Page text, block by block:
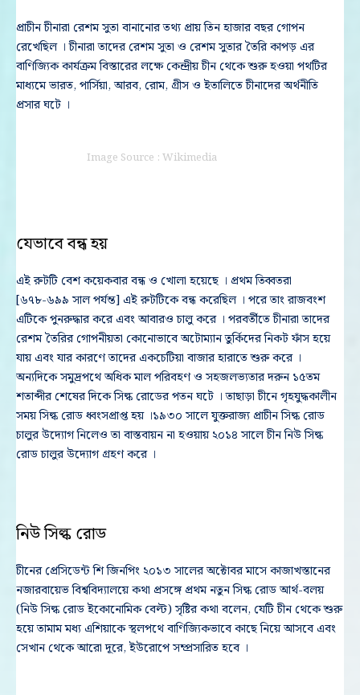
প্রাচীন চীনারা রেশম সুতা বানানোর তথ্য প্রায় তিন হাজার বছর গোপন
রেখেছিল । চীনারা তাদের রেশম সুতা ও রেশম সুতার তৈরি কাপড় এর
বাণিজ্যিক কার্যক্রম বিস্তারের লক্ষে কেন্দ্রীয় চীন থেকে শুরু হওয়া পথটির
মাধ্যমে ভারত, পার্সিয়া, আরব, রোম, গ্রীস ও ইতালিতে চীনাদের অর্থনীতি
প্রসার ঘটে ।
Image Source : Wikimedia
যেভাবে বন্ধ হয়
এই রুটটি বেশ কয়েকবার বন্ধ ও খোলা হয়েছে । প্রথম তিব্বতরা
[৬৭৮-৬৯৯ সাল পর্যন্ত] এই রুটটিকে বন্ধ করেছিল । পরে তাং রাজবংশ
এটিকে পুনরুদ্ধার করে এবং আবারও চালু করে । পরবর্তীতে চীনারা তাদের
রেশম তৈরির গোপনীয়তা কোনোভাবে অটোম্যান তুর্কিদের নিকট ফাঁস হয়ে
যায় এবং যার কারণে তাদের একচেটিয়া বাজার হারাতে শুরু করে ।
অন্যদিকে সমুদ্রপথে অধিক মাল পরিবহণ ও সহজলভ্যতার দরুন ১৫তম
শতাব্দীর শেষের দিকে সিল্ক রোডের পতন ঘটে । তাছাড়া চীনে গৃহযুদ্ধকালীন
সময় সিল্ক রোড ধ্বংসপ্রাপ্ত হয় ।১৯৩০ সালে যুক্তরাজ্য প্রাচীন সিল্ক রোড
চালুর উদ্যোগ নিলেও তা বাস্তবায়ন না হওয়ায় ২০১৪ সালে চীন নিউ সিল্ক
রোড চালুর উদ্যোগ গ্রহণ করে ।
নিউ সিল্ক রোড
চীনের প্রেসিডেন্ট শি জিনপিং ২০১৩ সালের অক্টোবর মাসে কাজাখস্তানের
নজারবায়েভ বিশ্ববিদ্যালয়ে কথা প্রসঙ্গে প্রথম নতুন সিল্ক রোড আর্থ-বলয়
(নিউ সিল্ক রোড ইকোনোমিক বেল্ট) সৃষ্টির কথা বলেন, যেটি চীন থেকে শুরু
হয়ে তামাম মধ্য এশিয়াকে স্থলপথে বাণিজ্যিকভাবে কাছে নিয়ে আসবে এবং
সেখান থেকে আরো দূরে, ইউরোপে সম্প্রসারিত হবে ।